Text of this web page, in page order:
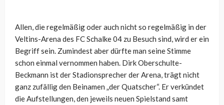
Allen, die regelmäßig oder auch nicht so regelmäßig in der
Veltins-Arena des FC Schalke 04 zu Besuch sind, wird er ein
Begriff sein. Zumindest aber dürfte man seine Stimme
schon einmal vernommen haben. Dirk Oberschulte-
Beckmann ist der Stadionsprecher der Arena, trägt nicht
ganz zufällig den Beinamen „der Quatscher“. Er verkündet
die Aufstellungen, den jeweils neuen Spielstand samt